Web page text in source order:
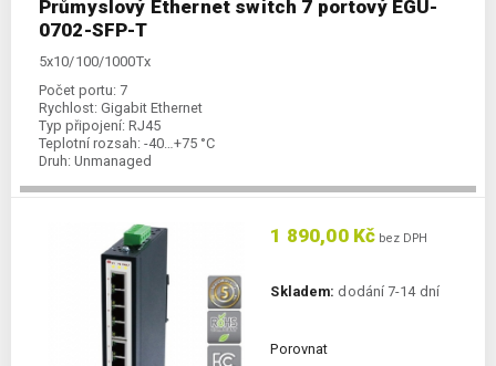
Průmyslový Ethernet switch 7 portový EGU-
0702-SFP-T
5x10/100/1000Tx
Počet portu: 7
Rychlost: Gigabit Ethernet
Typ připojení: RJ45
Teplotní rozsah: -40…+75 °C
Druh: Unmanaged
1 890,00 Kč bez DPH
Skladem: dodání 7-14 dní
Porovnat